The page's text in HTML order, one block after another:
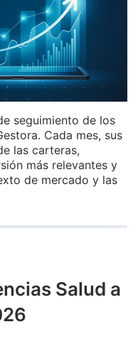
seguimiento de los
Cada mes, sus
las carteras,
más relevantes y
de mercado y las
Salud a